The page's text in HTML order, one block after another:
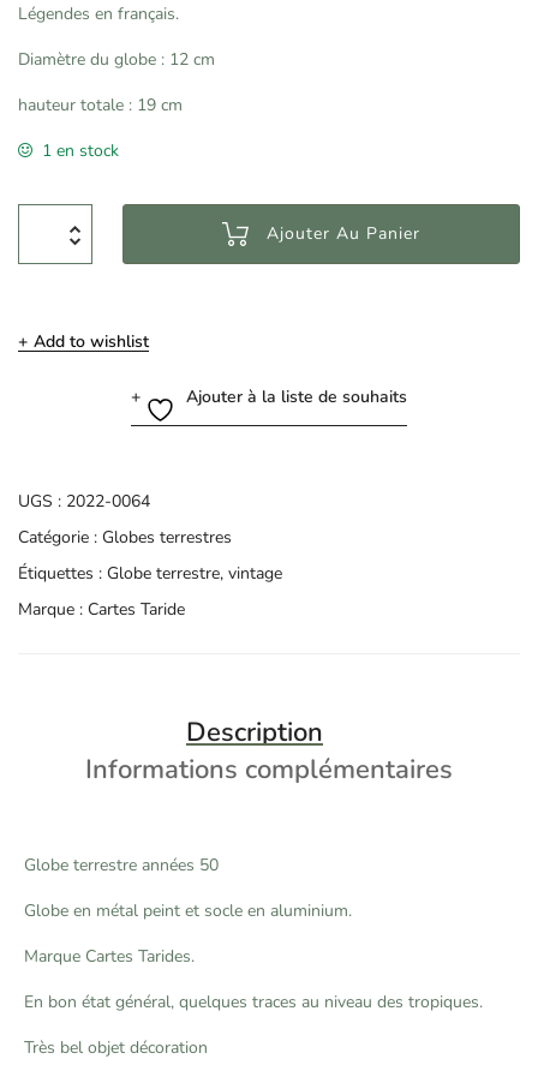
Légendes en français.
Diamètre du globe : 12 cm
hauteur totale : 19 cm
1 en stock
Ajouter Au Panier
Add to wishlist
Ajouter à la liste de souhaits
UGS : 2022-0064
Catégorie : Globes terrestres
Étiquettes : Globe terrestre, vintage
Marque : Cartes Taride
Description
Informations complémentaires
Globe terrestre années 50
Globe en métal peint et socle en aluminium.
Marque Cartes Tarides.
En bon état général, quelques traces au niveau des tropiques.
Très bel objet décoration